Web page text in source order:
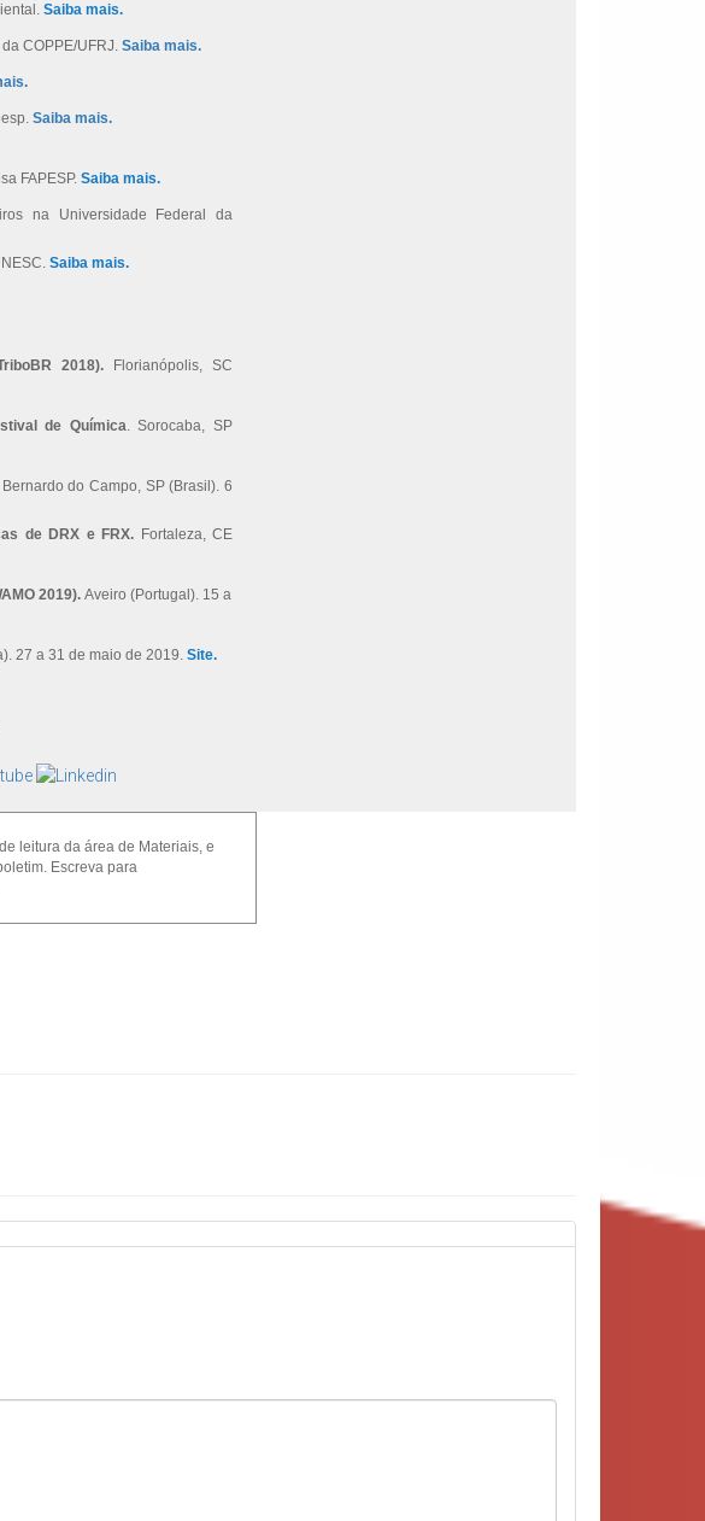
Saiba mais.
COPPE/UFRJ. Saiba mais.
Saiba mais.
FAPESP. Saiba mais.
na Universidade Federal da
Saiba mais.
2018). Florianópolis, SC
de Química. Sorocaba, SP
do Campo, SP (Brasil). 6
de DRX e FRX. Fortaleza, CE
2019). Aveiro (Portugal). 15 a
27 a 31 de maio de 2019. Site.
leitura da área de Materiais, e
Escreva para